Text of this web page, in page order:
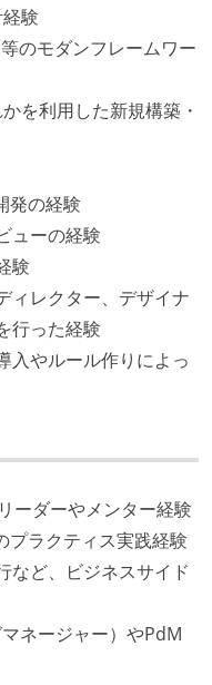
験
のモダンフレームワー
を利用した新規構築・
発の経験
ューの経験
験
ィレクター、デザイナ
行った経験
入やルール作りによっ
ーダーやメンター経験
プラクティス実践経験
など、ビジネスサイド
ネージャー）やPdM